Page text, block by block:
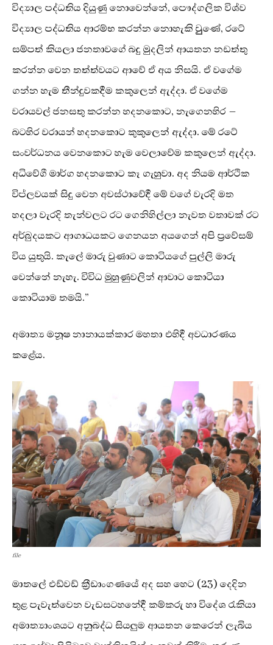
විද්‍යාල පද්ධතිය දියුණු නොවෙන්නේ, පෞද්ගලික විශ්ව
විද්‍යාල පද්ධතිය ආරම්භ කරන්න නොහැකි වුුණේ, රටේ
සම්පත් කියලා ජනතාවගේ බදු මුදලින් ආයතන නඩත්තු
කරන්න වෙන තත්ත්වයට ආවේ ඒ අය නිසයි. ඒ වගේම
ගන්න හැම තීන්දුවකදීම කකුලෙන් ඇද්දා. ඒ වගේම
වරායවල් ජනසතු කරන්න හදනකොට, නැගෙනහිර –
බටහිර වරායන් හදනකොට කුකුලෙන් ඇද්දා. මේ රටේ
සංවර්ධනය වෙනකොට හැම වෙලාවේම කකුලෙන් ඇද්දා.
අධිවේගී මාර්ග හදනකොට කෑ ගැහුවා. අද නියම ආර්ථික
විප්ලවයක් සිදු වෙන අවස්ථාවේදී මේ වගේ වැරදි මත
හදලා වැරදි තැන්වලට රට ගෙනිහිල්ලා නැවත වතාවක් රට
අර්බුදයකට ආගාධයකට ගෙනයන අයගෙන් අපි ප්‍රවේසම්
විය යුතුයි. කැලේ මාරු වුණාට කොටියගේ පුල්ලි මාරු
වෙන්නේ නැහැ. විවිධ මුහුණුවලින් ආවාට කොටියා
කොටියාම තමයි.”
අමාත්‍ය මනූෂ නානායක්කාර මහතා එහිදී අවධාරණය
කළේය.
file
මාතලේ එඩ්වඩ් ක්‍රීඩාංගණයේ අද සහ හෙට (23) දෙදින
තුළ පැවැත්වෙන වැඩසටහනේදී කම්කරු හා විදේශ රැකියා
අමාත්‍යාංශයට අනුබද්ධ සියලුම ආයතන කෙරෙන් ලැබිය